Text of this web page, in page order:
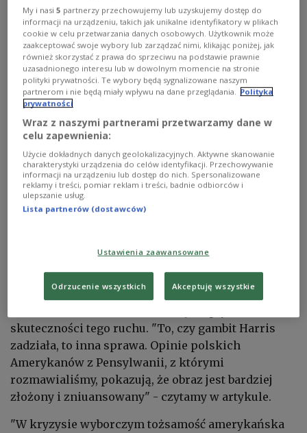
wynikach wyborów prezydenckich w USA. Dlatego
zarówno Republikanie i Demokraci walczą tam o
każdy głos, również ten należący do Amerykanów
polskiego pochodzenia.
Podczas wrześniowej debaty z kandydatem
Republikanów Kamala Harris zwróciła się
bezpośrednio do "800 tys. polskich Amerykanów
tutaj, w Pensylwanii", mówiąc, że Trump sprzeda
Ukrainę Putinowi, a następnym celem Moskwy
będzie Polska.
Gra na "polskim patriotyzmie"
wybory w 2020 roku w Pensylwanii różnicą
zaledwie 80 tys. głosów i dlatego Harris prowadzi
kampanię, grając na "polskim patriotyzmie".
skuteczności tego ruchu. "To, czy gambit Harris
zadziała, to inna sprawa. Opinie polskich
Amerykanów z Pensylwanii, z którymi
rozmawialiśmy, pokazują, że obraz jest bardziej
złożony i zniuansowany" - czytamy w artykule.
"W kryzysie wyborczym tożsamość amerykańska
My i nasi5 partnerzy przechowujemy lub uzyskujemy dostęp do
informacji na urządzeniu, takich jak unikalne identyfikatory w plikach
cookie w celu przetwarzania danych osobowych. Użytkownik może
zaakceptować swoje wybory lub zarządzać nimi, klikając poniżej, jak
również skorzystać z prawa do sprzeciwu na podstawie prawnie
uzasadnionego interesu lub w dowolnym momencie na stronie
polityki prywatności. Te wybory będą sygnalizowane naszym
partnerom i nie będą miały wpływu na dane przeglądania. Polityka
prywatności
Wraz z naszymi partnerami przetwarzamy dane w
celu zapewnienia:
Użycie dokładnych danych geolokalizacyjnych. Aktywne skanowanie
charakterystyki urządzenia do celów identyfikacji. Przechowywanie
informacji na urządzeniu lub dostęp do nich. Spersonalizowane
reklamy i treści, pomiar reklam i treści, badnie odbiorców i
ulepszanie usług.
Lista partnerów (dostawców)
Ustawienia zaawansowane
Odrzucenie wszystkich Akceptuję wszystkie